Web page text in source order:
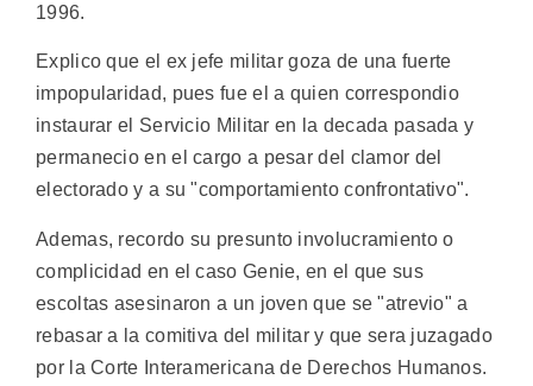
1996.
Explico que el ex jefe militar goza de una fuerte
impopularidad, pues fue el a quien correspondio
instaurar el Servicio Militar en la decada pasada y
permanecio en el cargo a pesar del clamor del
electorado y a su "comportamiento confrontativo".
Ademas, recordo su presunto involucramiento o
complicidad en el caso Genie, en el que sus
escoltas asesinaron a un joven que se "atrevio" a
rebasar a la comitiva del militar y que sera juzagado
por la Corte Interamericana de Derechos Humanos.